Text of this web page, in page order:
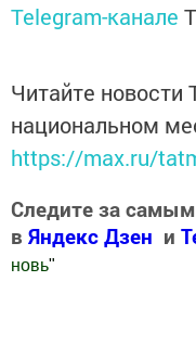
Telegram-канале
Читайте новости
национальном
https://max.ru/
Следите за
в Яндекс Дзен и
новь"